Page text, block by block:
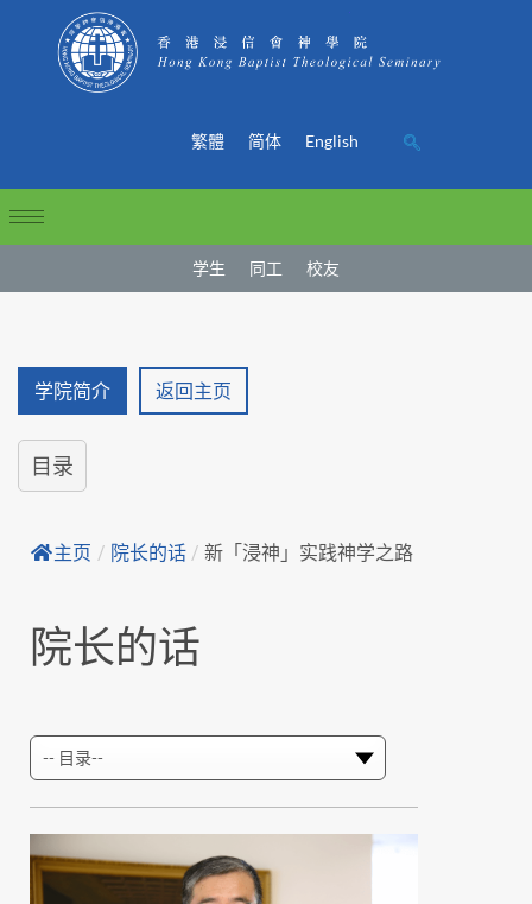
繁體 简体 English
学生 同工 校友
学院简介 返回主页
目录
主页 / 院长的话 / 新「浸神」实践神学之路
院长的话